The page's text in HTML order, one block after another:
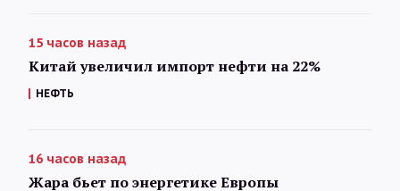
15 часов назад
Китай увеличил импорт нефти на 22%
НЕФТЬ
16 часов назад
Жара бьет по энергетике Европы